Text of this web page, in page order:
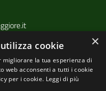
×
cookie
migliorare la tua esperienza di
web acconsenti a tutti i cookie
per i cookie. Leggi di più